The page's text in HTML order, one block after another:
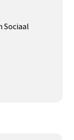
Sociaal